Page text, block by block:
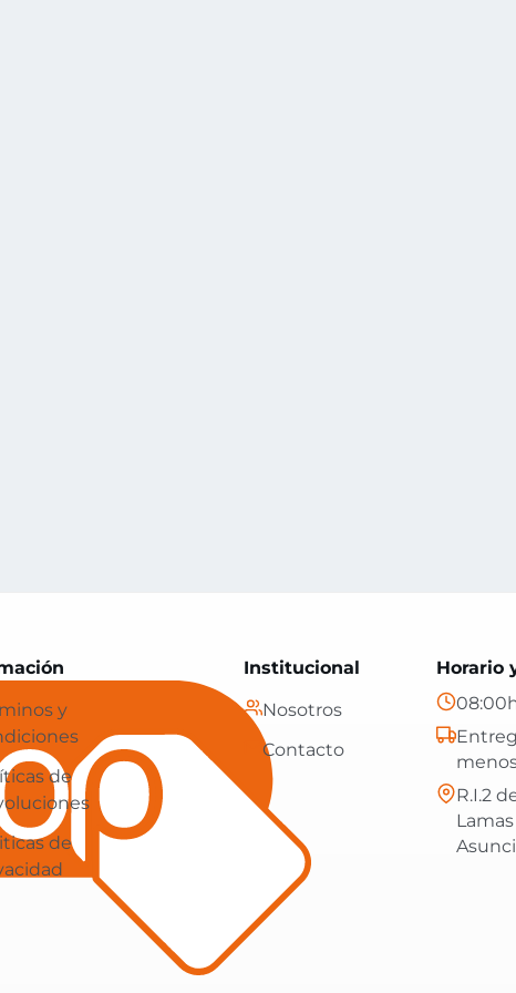
en Paraguay: tecnología, hogar y más, con envíos
y
de
de
Institucional
Nosotros
Contacto
Horario
R.I.2